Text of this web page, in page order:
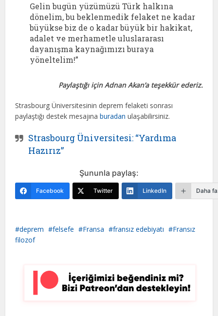
Gelin bugün yüzümüzü Türk halkına
dönelim, bu beklenmedik felaket ne kadar
büyükse biz de o kadar büyük bir hakikat,
adalet ve merhametle uluslararası
dayanışma kaynağımızı buraya
yöneltelim!”
Paylaştığı için Adnan Akan’a teşekkür ederiz.
Strasbourg Üniversitesinin deprem felaketi sonrası
paylaştığı destek mesajınaburadan ulaşabilirsiniz.
Strasbourg Üniversitesi: “Yardıma
Hazırız”
Şununla paylaş:
Facebook Twitter LinkedIn Daha
deprem felsefe Fransa fransız edebiyatı
Fransız
filozof